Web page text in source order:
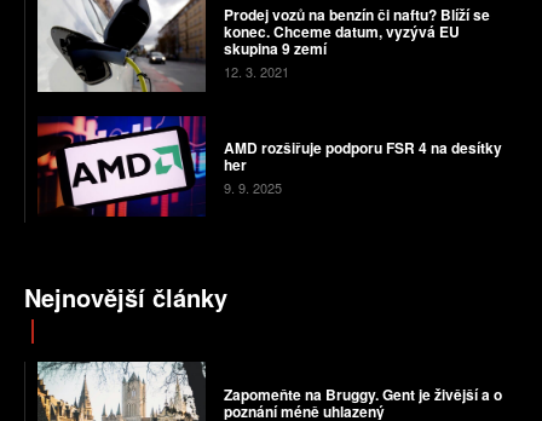
Prodej vozů na benzín či naftu? Blíží se
konec. Chceme datum, vyzývá EU
skupina 9 zemí
12. 3. 2021
AMD rozšiřuje podporu FSR 4 na desítky
her
9. 9. 2025
Nejnovější články
Zapomeňte na Bruggy. Gent je živější a o
poznání méně uhlazený